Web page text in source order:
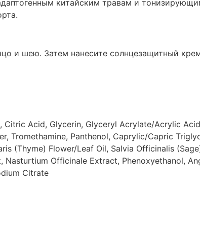
китайским травам и
и шею. Затем нанесите солнцезащитный
Citric Acid, Glycerin, Glyceryl Acrylate/Acrylic
Tromethamine, Panthenol, Caprylic/Capric
(Thyme) Flower/Leaf Oil, Salvia Officinalis
Officinale Extract, Phenoxyethanol,
Citrate